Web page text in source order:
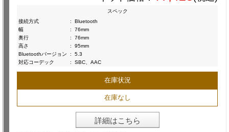
スペック
接続方式
:
Bluetooth
幅
:
76mm
奥行
:
76mm
高さ
:
95mm
Bluetoothバージョン
:
5.3
対応コーデック
: SBC、AAC
在庫状況
在庫なし
詳細はこちら